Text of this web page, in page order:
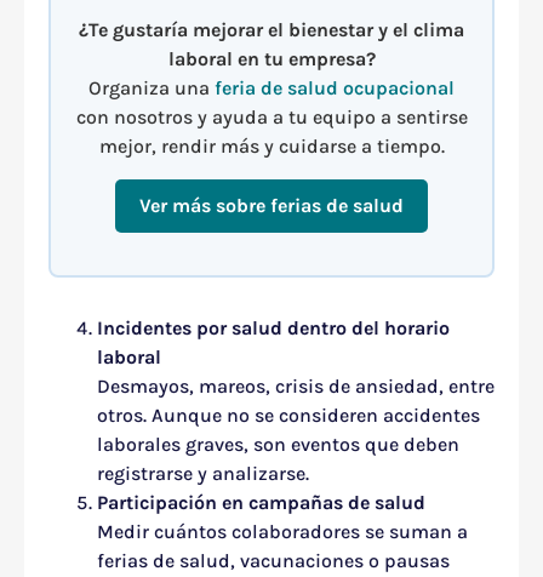
¿Te gustaría mejorar el bienestar y el clima
laboral en tu empresa?
Organiza una feria de salud ocupacional
con nosotros y ayuda a tu equipo a sentirse
mejor, rendir más y cuidarse a tiempo.
Ver más sobre ferias de salud
Incidentes por salud dentro del horario
laboral
Desmayos, mareos, crisis de ansiedad, entre
otros. Aunque no se consideren accidentes
laborales graves, son eventos que deben
registrarse y analizarse.
Participación en campañas de salud
Medir cuántos colaboradores se suman a
ferias de salud, vacunaciones o pausas